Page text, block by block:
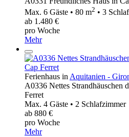
Max. 6 Gäste • 80 m2 • 3
ab 1.480 €
pro Woche
Mehr
Ferienhaus in Aquitanien -
A0336 Nettes Strandhäuschen
Ferret
Max. 4 Gäste • 2 Schlafzimmer
ab 880 €
pro Woche
Mehr